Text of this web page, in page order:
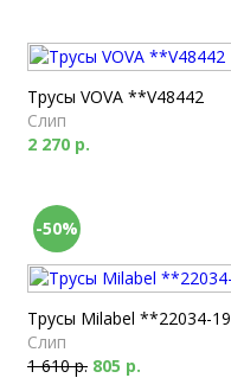
Трусы VOVA **V48442
Слип
2 270 р.
-50%
Трусы Milabel **22034-19
Слип
1 610 р. 805 р.